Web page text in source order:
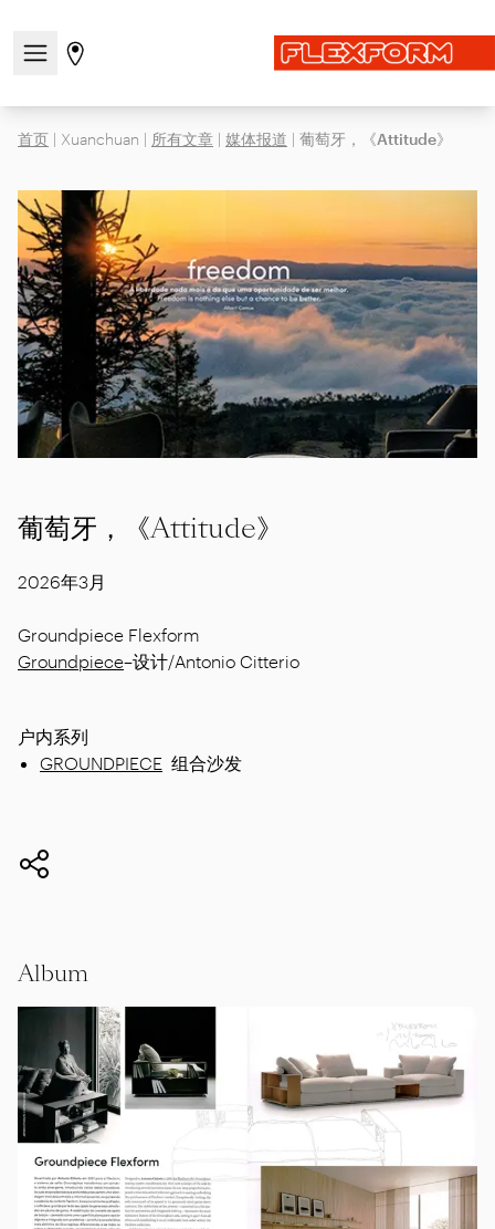
打开/关闭导航菜单
前往商店页面
首页 | Xuanchuan | 所有文章 | 媒体报道 | 葡萄牙，《Attitude》
葡萄牙，《Attitude》
2026年3月
Groundpiece Flexform
Groundpiece–设计/Antonio Citterio
户内系列
GROUNDPIECE 组合沙发
Album